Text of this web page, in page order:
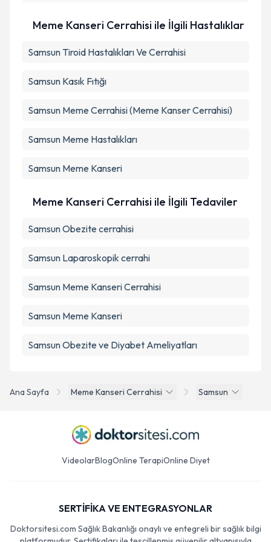
Ana Sayfa Meme Kanseri Cerrahisi Samsun
Meme Kanseri Cerrahisi ile İlgili Hastalıklar
Samsun Tiroid Hastalıkları Ve Cerrahisi
Samsun Kasık Fıtığı
Samsun Meme Cerrahisi (Meme Kanser Cerrahisi)
Samsun Meme Hastalıkları
Samsun Meme Kanseri
Meme Kanseri Cerrahisi ile İlgili Tedaviler
Samsun Obezite cerrahisi
Samsun Laparoskopik cerrahi
Samsun Meme Kanseri Cerrahisi
Samsun Meme Kanseri
Samsun Obezite ve Diyabet Ameliyatları
VideolarBlogOnline TerapiOnline Diyet
SERTİFİKA VE ENTEGRASYONLAR
Doktorsitesi.com Sağlık Bakanlığı onaylı ve entegreli bir sağlık bilgi